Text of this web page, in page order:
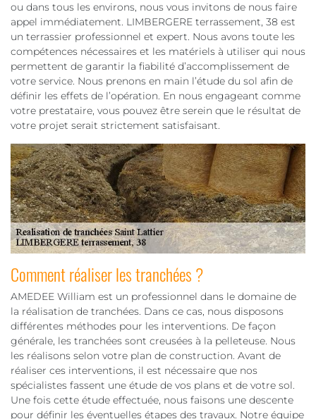
ou dans tous les environs, nous vous invitons de nous faire
appel immédiatement. LIMBERGERE terrassement, 38 est
un terrassier professionnel et expert. Nous avons toute les
compétences nécessaires et les matériels à utiliser qui nous
permettent de garantir la fiabilité d’accomplissement de
votre service. Nous prenons en main l’étude du sol afin de
définir les effets de l’opération. En nous engageant comme
votre prestataire, vous pouvez être serein que le résultat de
votre projet serait strictement satisfaisant.
Comment réaliser les tranchées ?
AMEDEE William est un professionnel dans le domaine de
la réalisation de tranchées. Dans ce cas, nous disposons
différentes méthodes pour les interventions. De façon
générale, les tranchées sont creusées à la pelleteuse. Nous
les réalisons selon votre plan de construction. Avant de
réaliser ces interventions, il est nécessaire que nos
spécialistes fassent une étude de vos plans et de votre sol.
Une fois cette étude effectuée, nous faisons une descente
pour définir les éventuelles étapes des travaux. Notre équipe